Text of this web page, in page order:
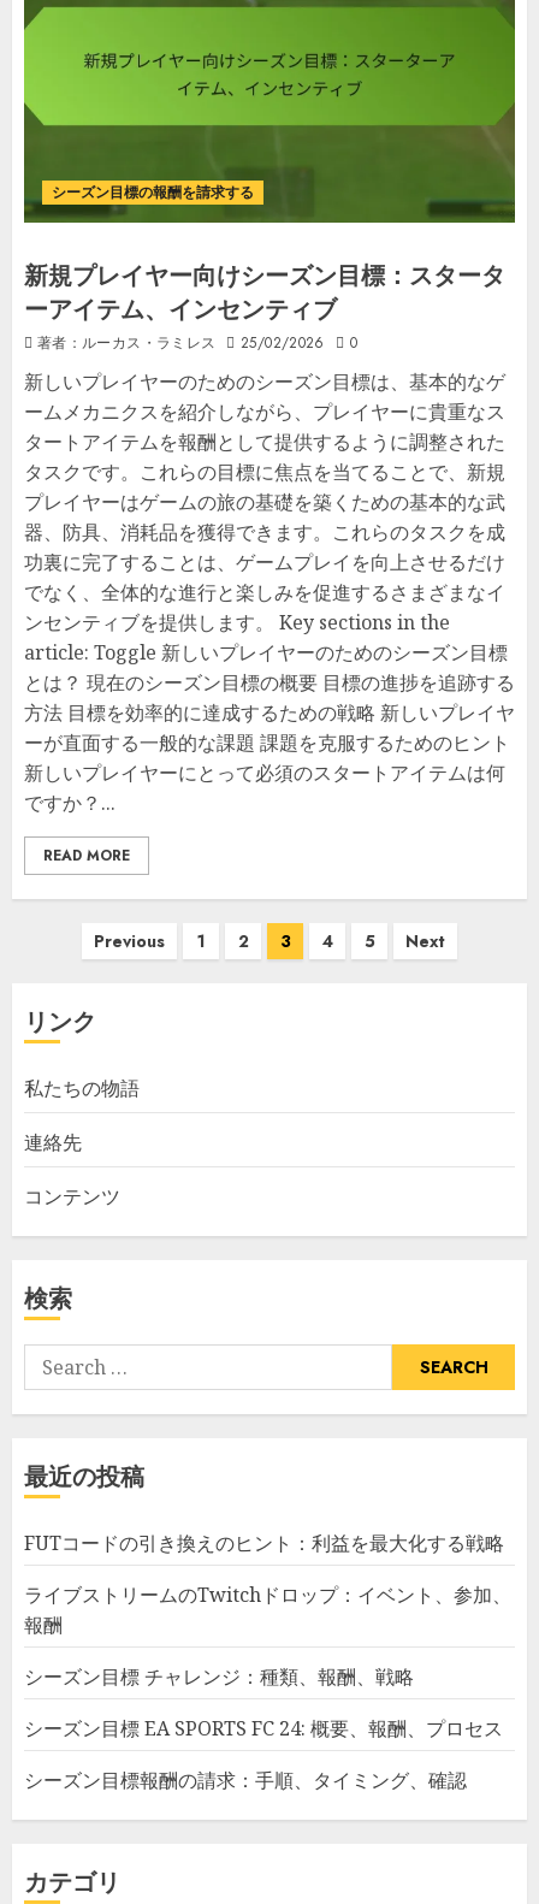
シーズン目標の報酬を請求する
新規プレイヤー向けシーズン目標：スタータ
ーアイテム、インセンティブ
著者：ルーカス・ラミレス 25/02/2026 0
新しいプレイヤーのためのシーズン目標は、基本的なゲ
ームメカニクスを紹介しながら、プレイヤーに貴重なス
タートアイテムを報酬として提供するように調整された
タスクです。これらの目標に焦点を当てることで、新規
プレイヤーはゲームの旅の基礎を築くための基本的な武
器、防具、消耗品を獲得できます。これらのタスクを成
功裏に完了することは、ゲームプレイを向上させるだけ
でなく、全体的な進行と楽しみを促進するさまざまなイ
ンセンティブを提供します。 Key sections in the
article: Toggle 新しいプレイヤーのためのシーズン目標
とは？ 現在のシーズン目標の概要 目標の進捗を追跡する
方法 目標を効率的に達成するための戦略 新しいプレイヤ
ーが直面する一般的な課題 課題を克服するためのヒント
新しいプレイヤーにとって必須のスタートアイテムは何
ですか？...
READ MORE
Previous 1 2 3 4 5 Next
リンク
私たちの物語
連絡先
コンテンツ
検索
Search
for:
最近の投稿
FUTコードの引き換えのヒント：利益を最大化する戦略
ライブストリームのTwitchドロップ：イベント、参加、
報酬
シーズン目標 チャレンジ：種類、報酬、戦略
シーズン目標 EA SPORTS FC 24: 概要、報酬、プロセス
シーズン目標報酬の請求：手順、タイミング、確認
カテゴリ